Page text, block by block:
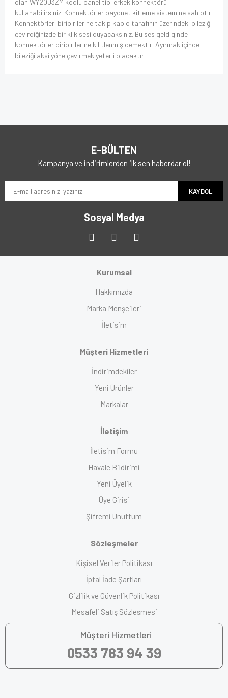
olan WY20J3ZM kodlu panel tipi erkek konnektörü
kullanabilirsiniz. Konnektörler bayonet kitleme sistemine sahiptir.
Konnektörleri biribirilerine takıp kablo tarafının üzerindeki bileziği
çevirdiğinizde bir klik sesi duyacaksınız. Bu ses geldiginde
konnektörler biribirilerine kilitlenmiş demektir. Ayırmak içinde
bileziği aksi yöne çevirmek yeterli olacaktır.
E-BÜLTEN
Kampanya ve indirimlerden ilk sen haberdar ol!
KAYDOL
Sosyal Medya
Kurumsal
Hakkımızda
Marka Menşeileri
İletişim
Müşteri Hizmetleri
İndirimdekiler
Yeni Ürünler
Markalar
İletişim
İletişim Formu
Havale Bildirimi
Yeni Üyelik
Üye Girişi
Şifremi Unuttum
Sözleşmeler
Kişisel Veriler Politikası
İptal İade Şartları
Gizlilik ve Güvenlik Politikası
Mesafeli Satış Sözleşmesi
Müşteri Hizmetleri
0533 783 94 39